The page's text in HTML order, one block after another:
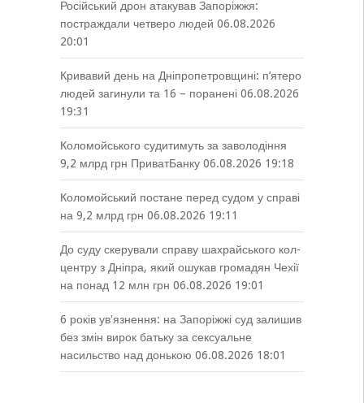
Російський дрон атакував Запоріжжя:
постраждали четверо людей 06.08.2026
20:01
Кривавий день на Дніпропетровщині: п’ятеро
людей загинули та 16 – поранені 06.08.2026
19:31
Коломойського судитимуть за заволодіння
9,2 млрд грн ПриватБанку 06.08.2026 19:18
Коломойський постане перед судом у справі
на 9,2 млрд грн 06.08.2026 19:11
До суду скерували справу шахрайського кол-
центру з Дніпра, який ошукав громадян Чехії
на понад 12 млн грн 06.08.2026 19:01
6 років увʼязнення: на Запоріжжі суд залишив
без змін вирок батьку за сексуальне
насильство над донькою 06.08.2026 18:01